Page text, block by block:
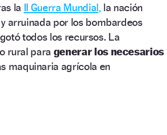
la II Guerra Mundial, la nación
arruinada por los bombardeos
todos los recursos. La
rural para generar los necesarios
maquinaria agrícola en